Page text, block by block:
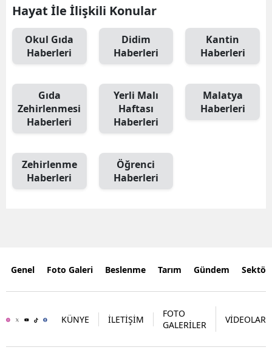
Hayat İle İlişkili Konular
Okul Gıda
Haberleri
Didim
Haberleri
Kantin
Haberleri
Gıda
Zehirlenmesi
Haberleri
Yerli Malı
Haftası
Haberleri
Malatya
Haberleri
Zehirlenme
Haberleri
Öğrenci
Haberleri
Genel Foto Galeri Beslenme Tarım Gündem
KÜNYE İLETİŞİM
FOTO
GALERİLER
VİDEOLAR